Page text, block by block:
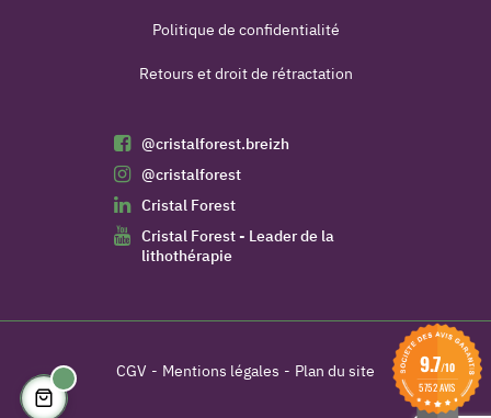
Politique de confidentialité
Retours et droit de rétractation
@cristalforest.breizh
@cristalforest
Cristal Forest
Cristal Forest - Leader de la
lithothérapie
CGV Mentions légales Plan du site 9.7/10
5752 AVIS